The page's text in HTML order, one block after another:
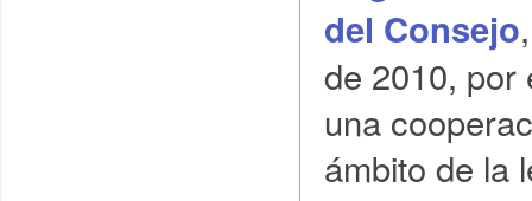
del Consejo
de 2010, por
una
ámbito de la